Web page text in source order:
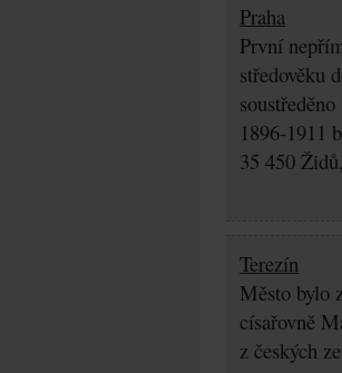
Praha
První
středověku
1896-1911
35 450
Terezín
Město bylo
císařovně
z českých